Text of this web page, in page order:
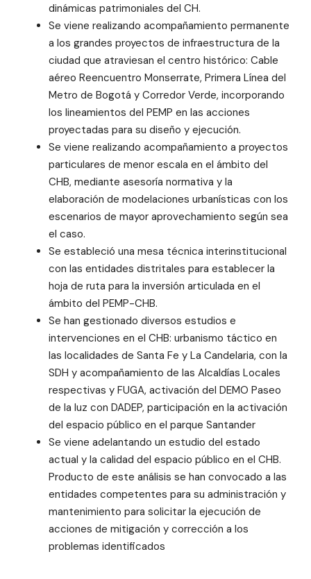
dinámicas patrimoniales del CH.
Se viene realizando acompañamiento permanente
a los grandes proyectos de infraestructura de la
ciudad que atraviesan el centro histórico: Cable
aéreo Reencuentro Monserrate, Primera Línea del
Metro de Bogotá y Corredor Verde, incorporando
los lineamientos del PEMP en las acciones
proyectadas para su diseño y ejecución.
Se viene realizando acompañamiento a proyectos
particulares de menor escala en el ámbito del
CHB, mediante asesoría normativa y la
elaboración de modelaciones urbanísticas con los
escenarios de mayor aprovechamiento según sea
el caso.
Se estableció una mesa técnica interinstitucional
con las entidades distritales para establecer la
hoja de ruta para la inversión articulada en el
ámbito del PEMP-CHB.
Se han gestionado diversos estudios e
intervenciones en el CHB: urbanismo táctico en
las localidades de Santa Fe y La Candelaria, con la
SDH y acompañamiento de las Alcaldías Locales
respectivas y FUGA, activación del DEMO Paseo
de la luz con DADEP, participación en la activación
del espacio público en el parque Santander
Se viene adelantando un estudio del estado
actual y la calidad del espacio público en el CHB.
Producto de este análisis se han convocado a las
entidades competentes para su administración y
mantenimiento para solicitar la ejecución de
acciones de mitigación y corrección a los
problemas identificados